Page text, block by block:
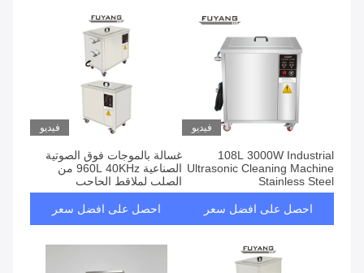
فيديو
108L 3000W Industrial
Ultrasonic Cleaning Machine
Stainless Steel
احصل على افضل سعر
فيديو
غسالة بالموجات فوق الصوتية
الصناعية 960L 40KHz من
الصلب لملاقط الحاجب
احصل على افضل سعر